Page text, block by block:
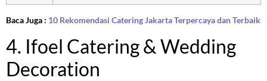
Baca Juga : 10 Rekomendasi Catering Jakarta Terpercaya dan Terbaik
4. Ifoel Catering & Wedding
Decoration